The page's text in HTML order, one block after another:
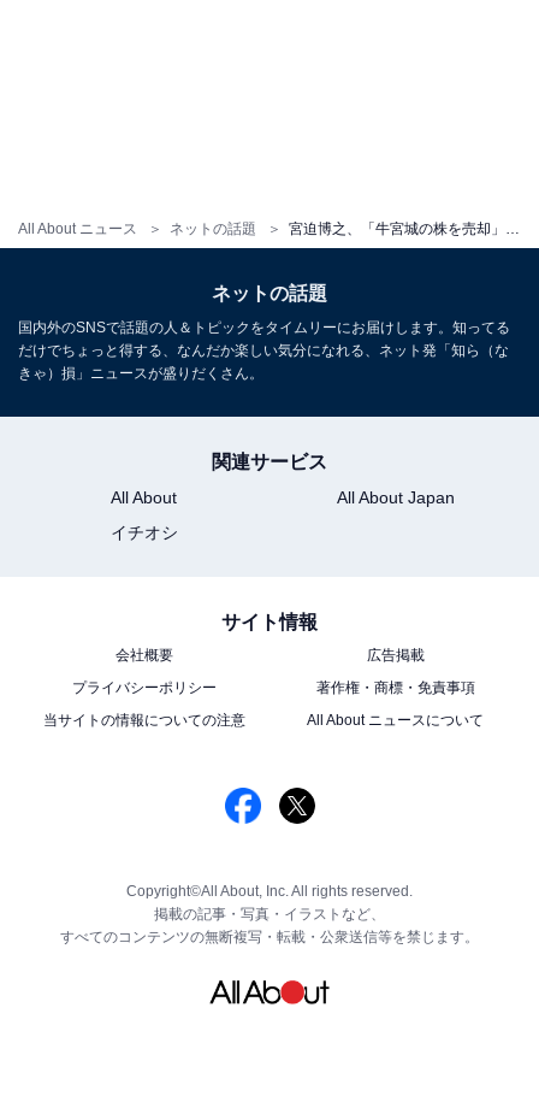
All About ニュース ネットの話題
ネットの話題
国内外のSNSで話題の人＆トピックをタイムリーにお届けします。知ってる
だけでちょっと得する、なんだか楽しい気分になれる、ネット発「知ら（な
きゃ）損」ニュースが盛りだくさん。
関連サービス
All About
All About Japan
イチオシ
サイト情報
会社概要
広告掲載
プライバシーポリシー
著作権・商標・免責事項
当サイトの情報についての注意
All About ニュースについて
Copyright©All About, Inc. All rights reserved.
掲載の記事・写真・イラストなど、
すべてのコンテンツの無断複写・転載・公衆送信等を禁じます。